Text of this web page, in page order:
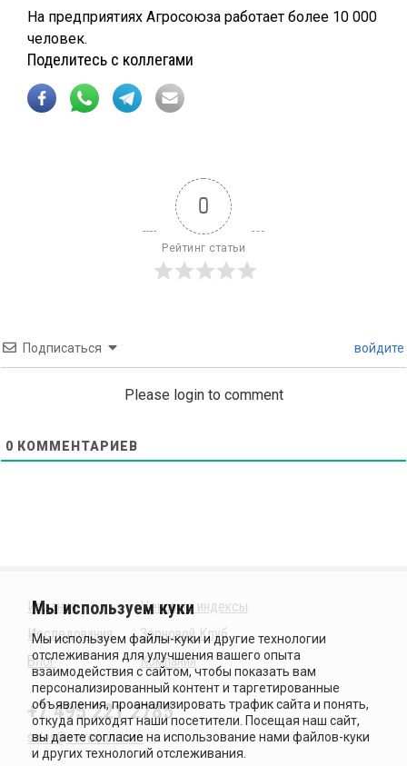
На предприятиях Агросоюза работает более 10 000
человек.
Поделитесь с коллегами
0
Рейтинг статьи
Подписаться войдите
Please login to comment
0 КОММЕНТАРИЕВ
Издания
Исследования
Блог
Ценовые индексы
Зерновой Клуб
Компания
+7 495 221 2785
sales@sovecon.com